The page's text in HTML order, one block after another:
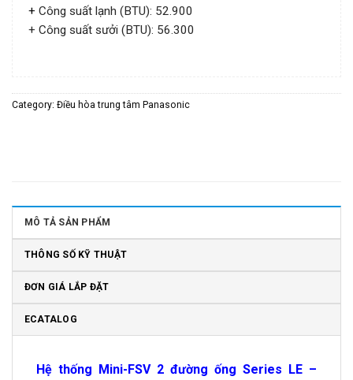
+ Công suất lạnh (BTU): 52.900
+ Công suất sưởi (BTU): 56.300
Category: Điều hòa trung tâm Panasonic
MÔ TẢ SẢN PHẨM
THÔNG SỐ KỸ THUẬT
ĐƠN GIÁ LẮP ĐẶT
ECATALOG
Hệ thống Mini-FSV 2 đường ống Series LE –